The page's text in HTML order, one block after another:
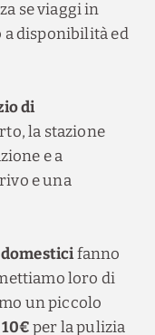
se viaggi in
a disponibilità ed
di
la stazione
e a
e una
fanno
loro di
un piccolo
per la pulizia